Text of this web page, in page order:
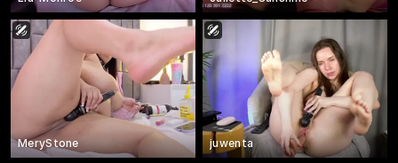
MeryStone juwenta